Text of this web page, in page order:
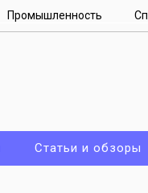
Промышленность
Статьи и обзоры